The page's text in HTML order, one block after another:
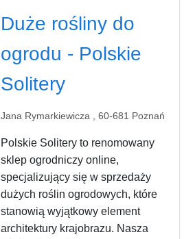
Duże rośliny do
ogrodu - Polskie
Solitery
Jana Rymarkiewicza , 60-681 Poznań
Polskie Solitery to renomowany
sklep ogrodniczy online,
specjalizujący się w sprzedaży
dużych roślin ogrodowych, które
stanowią wyjątkowy element
architektury krajobrazu. Nasza